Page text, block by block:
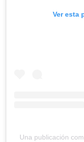
Ver esta
Una publicación